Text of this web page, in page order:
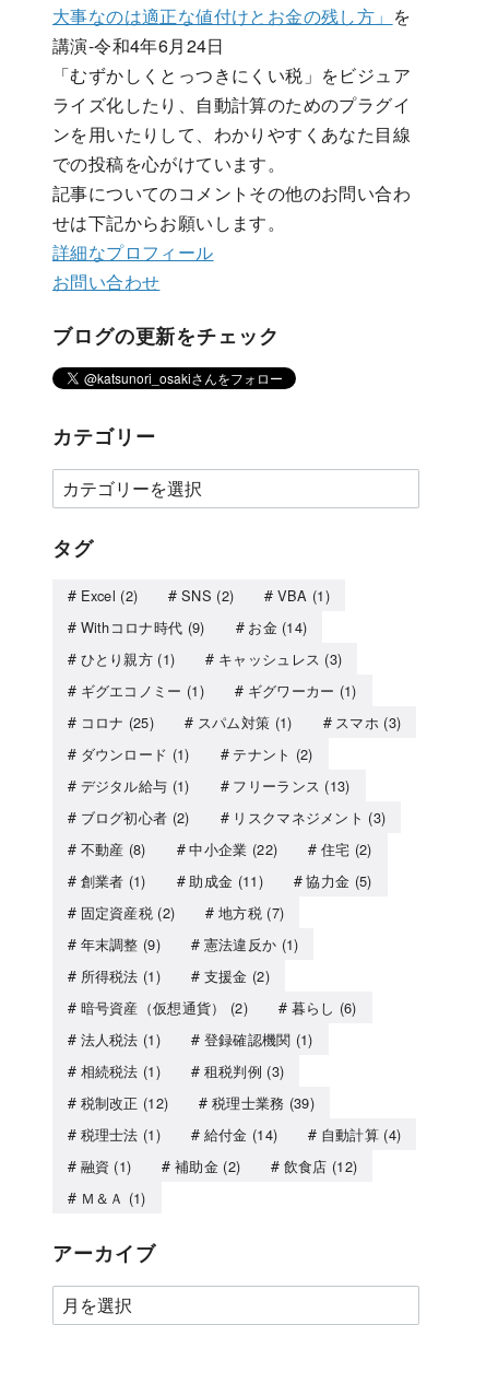
大事なのは適正な値付けとお金の残し方」 を
講演-令和4年6月24日
「むずかしくとっつきにくい税」をビジュア
ライズ化したり、自動計算のためのプラグイ
ンを用いたりして、わかりやすくあなた目線
での投稿を心がけています。
記事についてのコメントその他のお問い合わ
せは下記からお願いします。
詳細なプロフィール
お問い合わせ
ブログの更新をチェック
カテゴリー
タグ
Excel (2) SNS (2) VBA (1)
Withコロナ時代 (9) お金(14)
ひとり親方 (1) キャッシュレス (3)
ギグエコノミー (1) ギグワーカー (1)
コロナ (25) スパム対策 (1) スマホ (3)
ダウンロード (1) テナント (2)
デジタル給与 (1) フリーランス (13)
ブログ初心者 (2) リスクマネジメント (3)
不動産 (8) 中小企業 (22) 住宅 (2)
創業者 (1) 助成金 (11) 協力金 (5)
固定資産税 (2) 地方税(7)
年末調整 (9) 憲法違反か (1)
所得税法 (1) 支援金 (2)
暗号資産（仮想通貨）
(2) 暮らし (6)
法人税法 (1) 登録確認機関 (1)
相続税法 (1) 租税判例 (3)
税制改正 (12) 税理士業務 (39)
税理士法 (1) 給付金 (14) 自動計算(4)
融資 (1) 補助金(2) 飲食店 (12)
Ｍ＆Ａ (1)
アーカイブ